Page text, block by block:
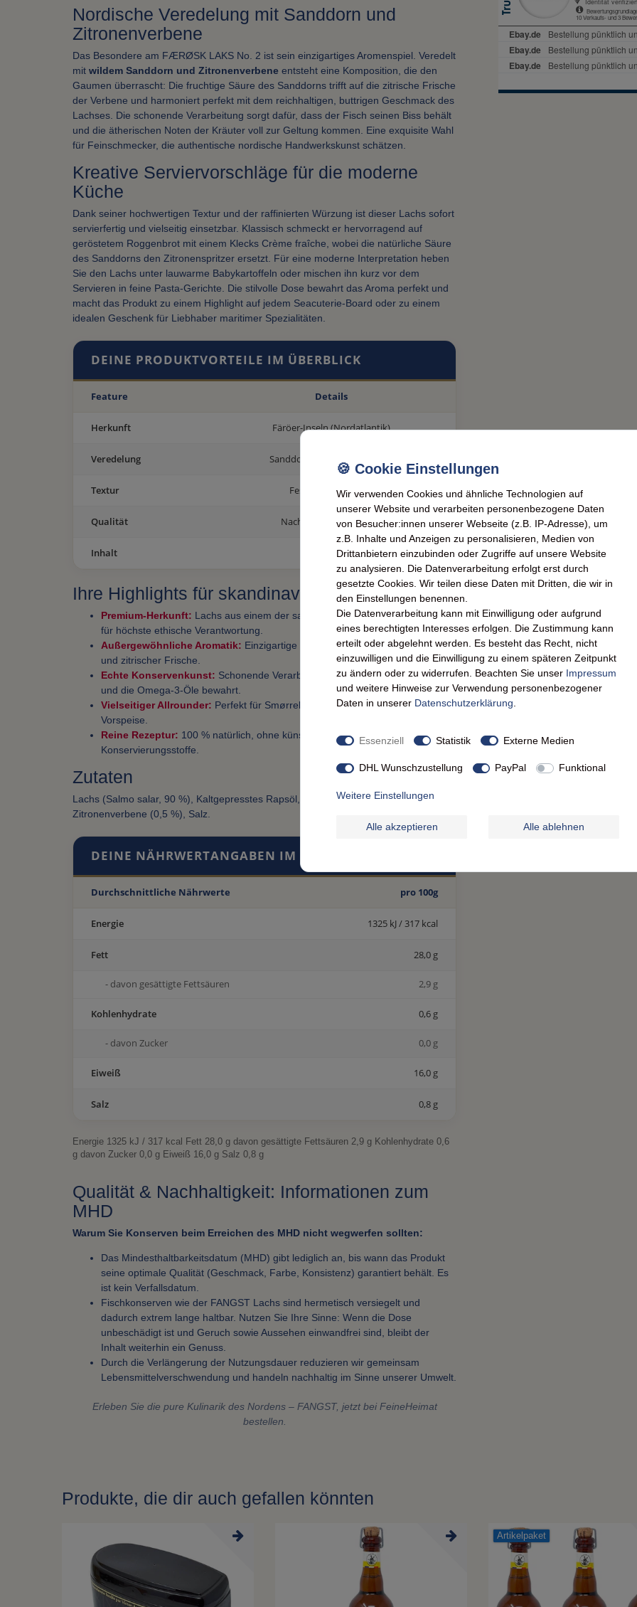
Nordische Veredelung mit Sanddorn und
Zitronenverbene
Das Besondere am FÆRØSK LAKS No. 2 ist sein einzigartiges Aromenspiel. Veredelt
mit wildem Sanddorn und Zitronenverbene entsteht eine Komposition, die den
Gaumen überrascht: Die fruchtige Säure des Sanddorns trifft auf die zitrische Frische
der Verbene und harmoniert perfekt mit dem reichhaltigen, buttrigen Geschmack des
Lachses. Die schonende Verarbeitung sorgt dafür, dass der Fisch seinen Biss behält
und die ätherischen Noten der Kräuter voll zur Geltung kommen. Eine exquisite Wahl
für Feinschmecker, die authentische nordische Handwerkskunst schätzen.
Kreative Serviervorschläge für die moderne
Küche
Dank seiner hochwertigen Textur und der raffinierten Würzung ist dieser Lachs sofort
servierfertig und vielseitig einsetzbar. Klassisch schmeckt er hervorragend auf
geröstetem Roggenbrot mit einem Klecks Crème fraîche, wobei die natürliche Säure
des Sanddorns den Zitronenspritzer ersetzt. Für eine moderne Interpretation heben
Sie den Lachs unter lauwarme Babykartoffeln oder mischen ihn kurz vor dem
Servieren in feine Pasta-Gerichte. Die stilvolle Dose bewahrt das Aroma perfekt und
macht das Produkt zu einem Highlight auf jedem Seacuterie-Board oder zu einem
idealen Geschenk für Liebhaber maritimer Spezialitäten.
DEINE PRODUKTVORTEILE IM ÜBERBLICK
Feature Details
Herkunft Färöer-Inseln (Nordatlantik)
Veredelung Sanddorn & Zitronenverbene
Textur Festhaltend & saftig
Qualität Nachhaltige Aquakultur
Inhalt 110 g Dose
Ihre Highlights für skandinavischen Genuss
Premium-Herkunft: Lachs aus einem der saubersten Meeresgebiete der Welt
für höchste ethische Verantwortung.
Außergewöhnliche Aromatik: Einzigartige Mischung aus nordischer Säure
und zitrischer Frische.
Echte Konservenkunst: Schonende Verarbeitung, die den natürlichen Biss
und die Omega-3-Öle bewahrt.
Vielseitiger Allrounder: Perfekt für Smørrebrød, Salate, Pasta oder als edle
Vorspeise.
Reine Rezeptur: 100 % natürlich, ohne künstliche Aromen oder
Konservierungsstoffe.
Zutaten
Lachs (Salmo salar, 90 %), Kaltgepresstes Rapsöl, Sanddorn (2,2 %),
Zitronenverbene (0,5 %), Salz.
DEINE NÄHRWERTANGABEN IM ÜBERBLICK
Durchschnittliche Nährwerte pro 100g
Energie 1325 kJ / 317 kcal
Fett 28,0 g
- davon gesättigte Fettsäuren 2,9 g
Kohlenhydrate 0,6 g
- davon Zucker 0,0 g
Eiweiß 16,0 g
Salz 0,8 g
Energie 1325 kJ / 317 kcal Fett 28,0 g davon gesättigte Fettsäuren 2,9 g Kohlenhydrate 0,6
g davon Zucker 0,0 g Eiweiß 16,0 g Salz 0,8 g
Qualität & Nachhaltigkeit: Informationen zum
MHD
Warum Sie Konserven beim Erreichen des MHD nicht wegwerfen sollten:
Das Mindesthaltbarkeitsdatum (MHD) gibt lediglich an, bis wann das Produkt
seine optimale Qualität (Geschmack, Farbe, Konsistenz) garantiert behält. Es
ist kein Verfallsdatum.
Fischkonserven wie der FANGST Lachs sind hermetisch versiegelt und
dadurch extrem lange haltbar. Nutzen Sie Ihre Sinne: Wenn die Dose
unbeschädigt ist und Geruch sowie Aussehen einwandfrei sind, bleibt der
Inhalt weiterhin ein Genuss.
Durch die Verlängerung der Nutzungsdauer reduzieren wir gemeinsam
Lebensmittelverschwendung und handeln nachhaltig im Sinne unserer Umwelt.
Erleben Sie die pure Kulinarik des Nordens – FANGST, jetzt bei FeineHeimat
bestellen.
Produkte, die dir auch gefallen könnten
Artikelpaket
Wir verwenden Cookies und ähnliche Technologien auf
unserer Website und verarbeiten personenbezogene Daten
von Besucher:innen unserer Webseite (z.B. IP-Adresse), um
z.B. Inhalte und Anzeigen zu personalisieren, Medien von
Drittanbietern einzubinden oder Zugriffe auf unsere Website
zu analysieren. Die Datenverarbeitung erfolgt erst durch
gesetzte Cookies. Wir teilen diese Daten mit Dritten, die wir in
den Einstellungen benennen.
Die Datenverarbeitung kann mit Einwilligung oder aufgrund
eines berechtigten Interesses erfolgen. Die Zustimmung kann
erteilt oder abgelehnt werden. Es besteht das Recht, nicht
einzuwilligen und die Einwilligung zu einem späteren Zeitpunkt
zu ändern oder zu widerrufen. Beachten Sie unser Impressum
und weitere Hinweise zur Verwendung personenbezogener
Daten in unserer Daten­schutz­erklärung
Essenziell Statistik Externe Medien
DHL Wunschzustellung PayPal Funktional
Weitere Einstellungen
Alle akzeptieren Alle ablehnen